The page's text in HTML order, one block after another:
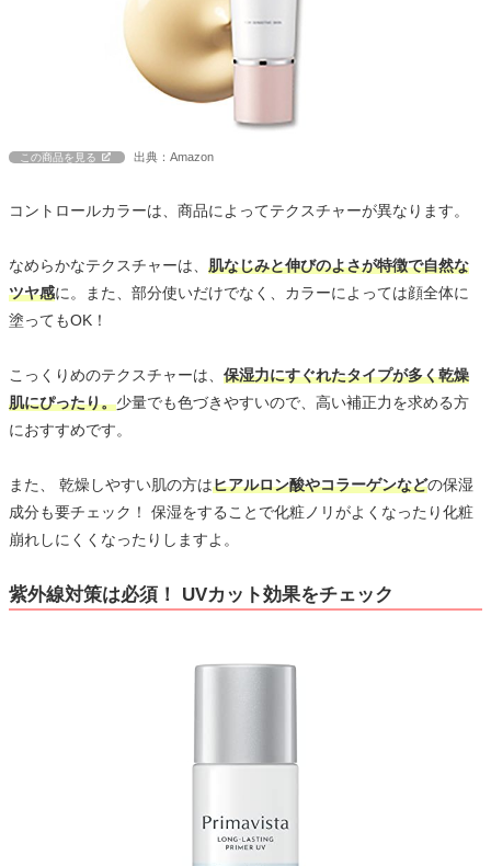
この商品を見る 出典：Amazon
コントロールカラーは、商品によってテクスチャーが異なります。
なめらかなテクスチャーは、 肌なじみと伸びのよさが特徴で自然な
ツヤ感に。また、部分使いだけでなく、カラーによっては顔全体に
塗ってもOK！
こっくりめのテクスチャーは、 保湿力にすぐれたタイプが多く乾燥
肌にぴったり。少量でも色づきやすいので、高い補正力を求める方
におすすめです。
また、 乾燥しやすい肌の方はヒアルロン酸やコラーゲンなどの保湿
成分も要チェック！ 保湿をすることで化粧ノリがよくなったり化粧
崩れしにくくなったりしますよ。
紫外線対策は必須！ UVカット効果をチェック